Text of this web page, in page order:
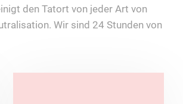
den Tatort von jeder Art von
Wir sind 24 Stunden von